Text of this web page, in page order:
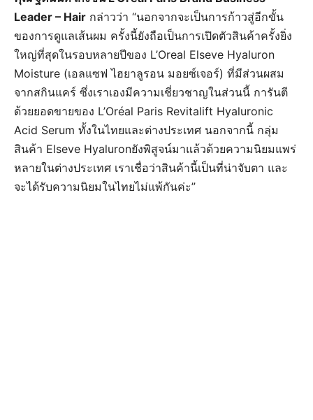
Leader – Hair กล่าวว่า “นอกจากจะเป็นการก้าวสู่อีกขั้น
ของการดูแลเส้นผม ครั้งนี้ยังถือเป็นการเปิดตัวสินค้าครั้งยิ่ง
ใหญ่ที่สุดในรอบหลายปีของ L’Oreal Elseve Hyaluron
Moisture (เอลแซฟ ไฮยาลูรอน มอยซ์เจอร์) ที่มีส่วนผสม
จากสกินแคร์ ซึ่งเราเองมีความเชี่ยวชาญในส่วนนี้ การันตี
ด้วยยอดขายของ L’Oréal Paris Revitalift Hyaluronic
Acid Serum ทั้งในไทยและต่างประเทศ นอกจากนี้ กลุ่ม
สินค้า Elseve Hyaluron​ยังพิสูจน์มาแล้วด้วยความนิยมแพร่
หลายในต่างประเทศ เราเชื่อว่าสินค้านี้เป็นที่น่าจับตา และ
จะได้รับความนิยมในไทยไม่แพ้กันค่ะ”